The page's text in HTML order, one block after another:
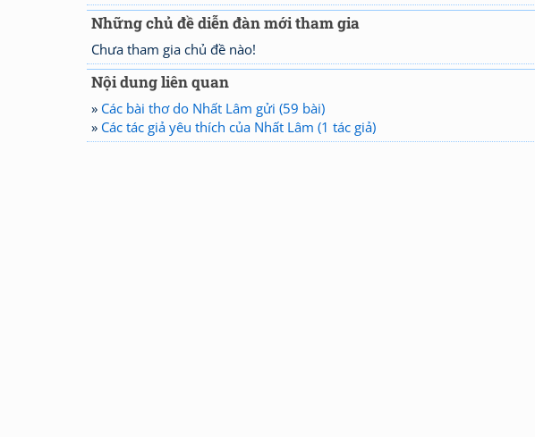
Những chủ đề diễn đàn mới tham gia
Chưa tham gia chủ đề nào!
Nội dung liên quan
» Các bài thơ do Nhất Lâm gửi (59 bài)
» Các tác giả yêu thích của Nhất Lâm (1 tác giả)